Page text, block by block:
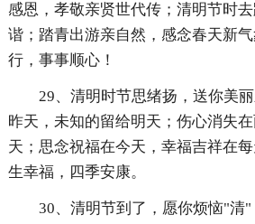
感恩，孝敬亲贤世代传；清明节时
谐；踏青出游亲自然，感念春天新
行，事事顺心！
29、清明时节思绪扬，送你美
昨天，未知的留给明天；伤心消失
天；思念祝福在今天，幸福吉祥在
生幸福，四季安康。
30、清明节到了，愿你烦恼"清